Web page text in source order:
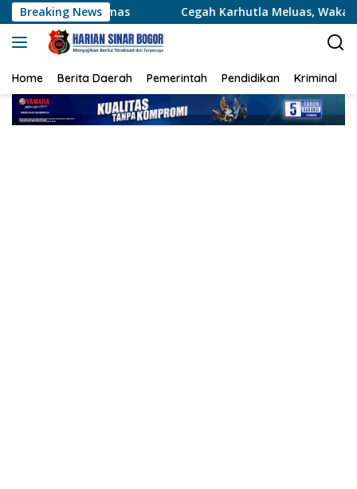
Langsung
ke
konten
Breaking NewsCegah Karhutla Meluas, Wakapolda Riau dan
Home Berita Daerah Pemerintah Pendidikan Kriminal